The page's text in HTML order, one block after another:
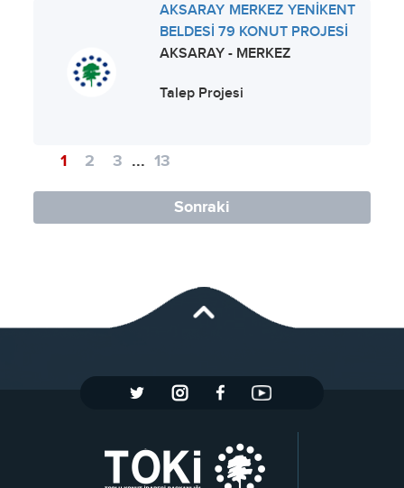
AKSARAY MERKEZ YENİKENT
BELDESİ 79 KONUT PROJESİ
AKSARAY - MERKEZ
Talep Projesi
1 2 3 ... 13
Sonraki